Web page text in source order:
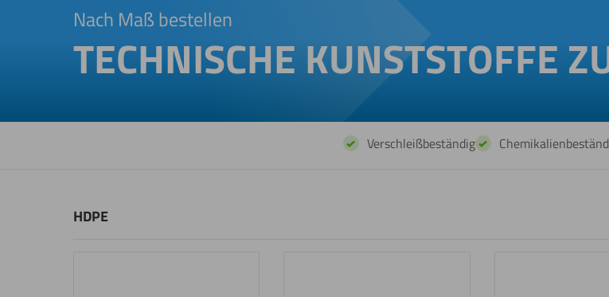
TECHNISCHE KUNSTSTOFFE
Nach Maß bestellen
Verschleißbeständig
HDPE